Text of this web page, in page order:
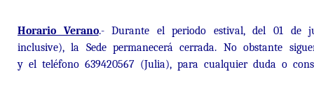
Horario Verano.- Durante el periodo estival, del 01 de
inclusive), la Sede permanecerá cerrada. No obstante
y el teléfono 639420567 (Julia), para cualquier duda o